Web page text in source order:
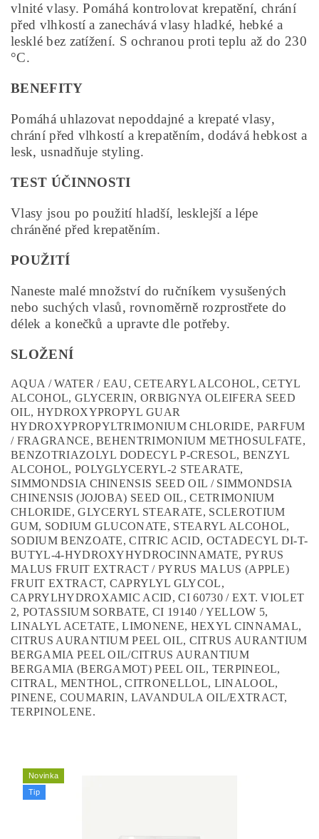
vlnité vlasy. Pomáhá kontrolovat krepatění, chrání
před vlhkostí a zanechává vlasy hladké, hebké a
lesklé bez zatížení. S ochranou proti teplu až do 230
°C.
BENEFITY
Pomáhá uhlazovat nepoddajné a krepaté vlasy,
chrání před vlhkostí a krepatěním, dodává hebkost a
lesk, usnadňuje styling.
TEST ÚČINNOSTI
Vlasy jsou po použití hladší, lesklejší a lépe
chráněné před krepatěním.
POUŽITÍ
Naneste malé množství do ručníkem vysušených
nebo suchých vlasů, rovnoměrně rozprostřete do
délek a konečků a upravte dle potřeby.
SLOŽENÍ
AQUA / WATER / EAU, CETEARYL ALCOHOL, CETYL
ALCOHOL, GLYCERIN, ORBIGNYA OLEIFERA SEED
OIL, HYDROXYPROPYL GUAR
HYDROXYPROPYLTRIMONIUM CHLORIDE, PARFUM
/ FRAGRANCE, BEHENTRIMONIUM METHOSULFATE,
BENZOTRIAZOLYL DODECYL P-CRESOL, BENZYL
ALCOHOL, POLYGLYCERYL-2 STEARATE,
SIMMONDSIA CHINENSIS SEED OIL / SIMMONDSIA
CHINENSIS (JOJOBA) SEED OIL, CETRIMONIUM
CHLORIDE, GLYCERYL STEARATE, SCLEROTIUM
GUM, SODIUM GLUCONATE, STEARYL ALCOHOL,
SODIUM BENZOATE, CITRIC ACID, OCTADECYL DI-T-
BUTYL-4-HYDROXYHYDROCINNAMATE, PYRUS
MALUS FRUIT EXTRACT / PYRUS MALUS (APPLE)
FRUIT EXTRACT, CAPRYLYL GLYCOL,
CAPRYLHYDROXAMIC ACID, CI 60730 / EXT. VIOLET
2, POTASSIUM SORBATE, CI 19140 / YELLOW 5,
LINALYL ACETATE, LIMONENE, HEXYL CINNAMAL,
CITRUS AURANTIUM PEEL OIL, CITRUS AURANTIUM
BERGAMIA PEEL OIL/CITRUS AURANTIUM
BERGAMIA (BERGAMOT) PEEL OIL, TERPINEOL,
CITRAL, MENTHOL, CITRONELLOL, LINALOOL,
PINENE, COUMARIN, LAVANDULA OIL/EXTRACT,
TERPINOLENE.
Novinka
Tip